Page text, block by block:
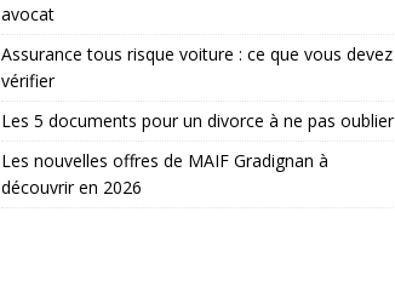
avocat
Assurance tous risque voiture : ce que vous devez
vérifier
Les 5 documents pour un divorce à ne pas oublier
Les nouvelles offres de MAIF Gradignan à
découvrir en 2026